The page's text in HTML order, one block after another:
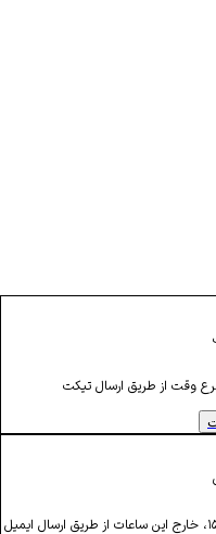
وقت از طریق ارسال تیکت